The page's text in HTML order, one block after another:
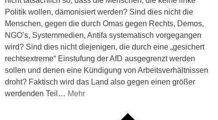
Politik wollen, dämonisiert werden? Sind dies nicht die
Menschen, gegen die durch Omas gegen Rechts, Demos,
NGO’s, Systemmedien, Antifa systematisch vorgegangen
wird? Sind dies nicht diejenigen, die durch eine „gesichert
rechtsextreme“ Einstufung der AfD ausgegrenzt werden
sollen und denen eine Kündigung von Arbeitsverhältnissen
droht? Faktisch wird das Land also gegen einen größer
werdenden Teil … Mehr